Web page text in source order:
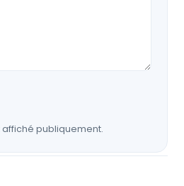
affiché publiquement.